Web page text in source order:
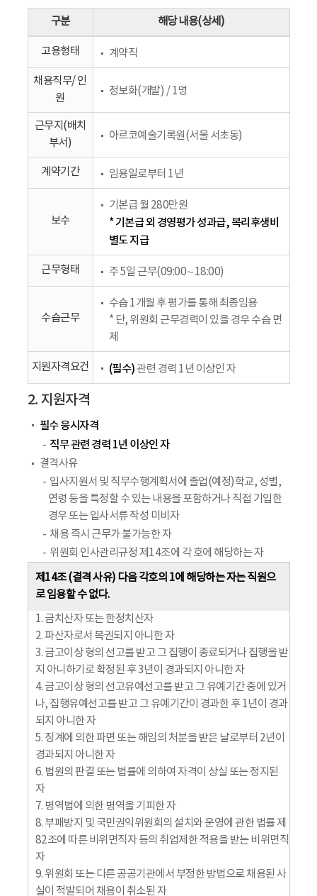
구분 해당 내용(상세)
고용형태 계약직
채용직무/ 인
원
정보화(개발) / 1명
근무지(배치
부서)
아르코예술기록원(서울 서초동)
계약기간 임용일로부터 1년
보수
기본급 월 280만원
* 기본급 외 경영평가 성과급, 복리후생비
별도 지급
근무형태 주 5일 근무(09:00∼18:00)
수습근무
수습 1개월 후 평가를 통해 최종임용
* 단, 위원회 근무경력이 있을 경우 수습 면
제
지원자격요건 (필수)관련 경력 1년 이상인 자
2. 지원자격
필수 응시자격
직무 관련 경력 1년 이상인 자
결격사유
입사지원서 및 직무수행계획서에 졸업(예정)학교, 성별,
연령 등을 특정할 수 있는 내용을 포함하거나 직접 기입한
경우 또는 입사서류 작성 미비자
채용 즉시 근무가 불가능한 자
위원회 인사관리규정 제14조에 각 호에 해당하는 자
제14조 (결격 사유) 다음 각호의 1에 해당하는 자는 직원으
로 임용할 수 없다.
1. 금치산자 또는 한정치산자
2. 파산자로서 복권되지 아니한 자
3. 금고이상 형의 선고를 받고 그 집행이 종료되거나 집행을 받
지 아니하기로 확정된 후 3년이 경과되지 아니한 자
4. 금고이상 형의 선고유예선고를 받고 그 유예기간 중에 있거
나, 집행유예선고를 받고 그 유예기간이 경과한 후 1년이 경과
되지 아니한 자
5. 징계에 의한 파면 또는 해임의 처분을 받은 날로부터 2년이
경과되지 아니한 자
6. 법원의 판결 또는 법률에 의하여 자격이 상실 또는 정지된
자
7. 병역법에 의한 병역을 기피한 자
8. 부패방지 및 국민권익위원회의 설치와 운영에 관한 법률 제
82조에 따른 비위면직자 등의 취업제한 적용을 받는 비위면직
자
9. 위원회 또는 다른 공공기관에서 부정한 방법으로 채용된 사
실이 적발되어 채용이 취소된 자